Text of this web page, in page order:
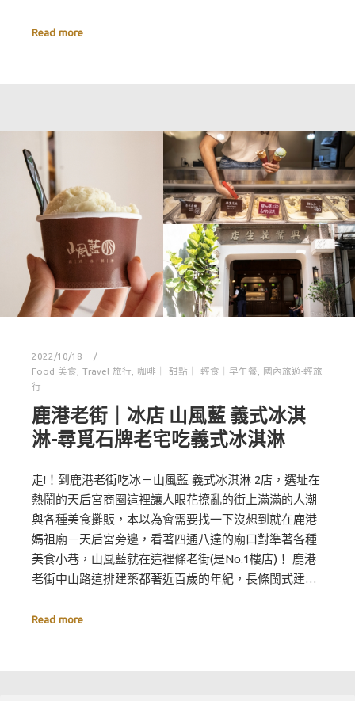
Read more
2022/10/18
Food 美食
Travel 旅行 咖啡｜ 甜點｜ 輕食｜早午餐
國內旅遊-輕旅
行
鹿港老街｜冰店 山風藍 義式冰淇
淋-尋覓石牌老宅吃義式冰淇淋
走!！到鹿港老街吃冰－山風藍 義式冰淇淋 2店，選址在
熱鬧的天后宮商圈這裡讓人眼花撩亂的街上滿滿的人潮
與各種美食攤販，本以為會需要找一下沒想到就在鹿港
媽祖廟－天后宮旁邊，看著四通八達的廟口對準著各種
美食小巷，山風藍就在這裡條老街(是No.1樓店)！ 鹿港
老街中山路這排建築都著近百歲的年紀，長條閩式建…
Read more